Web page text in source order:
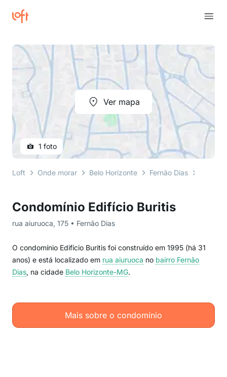
Condomínio Edifício Buritis
rua aiuruoca, 175 • Fernão Dias
O condomínio Edifício Buritis foi construído em 1995 (há 31
anos) e está localizado em rua aiuruoca no bairro Fernão
Dias, na cidade Belo Horizonte-MG.
Mais sobre o condomínio
Ver mapa
1 foto
Loft Onde morar Belo Horizonte Fernão Dias